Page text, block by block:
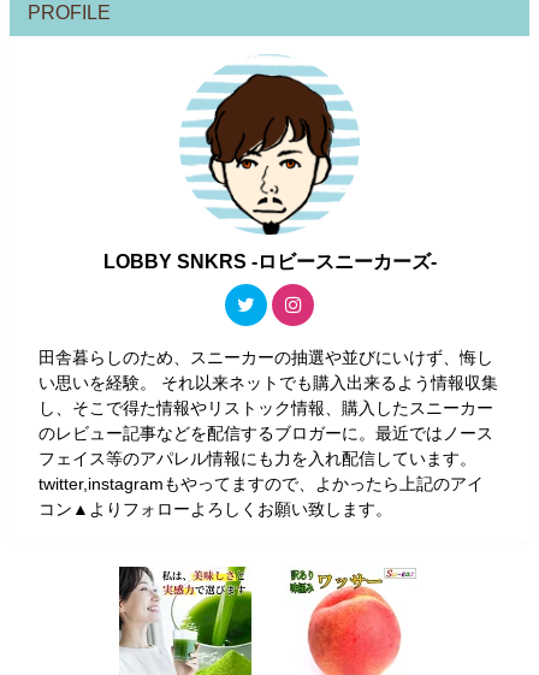
PROFILE
LOBBY SNKRS -ロビースニーカーズ-
田舎暮らしのため、スニーカーの抽選や並びにいけず、悔し
い思いを経験。 それ以来ネットでも購入出来るよう情報収集
し、そこで得た情報やリストック情報、購入したスニーカー
のレビュー記事などを配信するブロガーに。最近ではノース
フェイス等のアパレル情報にも力を入れ配信しています。
twitter,instagramもやってますので、よかったら上記のアイ
コン▲よりフォローよろしくお願い致します。